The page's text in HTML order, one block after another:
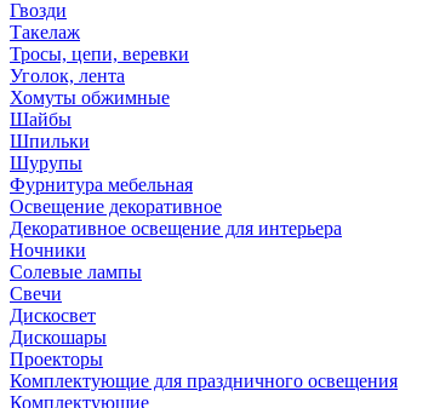
Гвозди
Такелаж
Тросы, цепи, веревки
Уголок, лента
Хомуты обжимные
Шайбы
Шпильки
Шурупы
Фурнитура мебельная
Освещение декоративное
Декоративное освещение для интерьера
Ночники
Солевые лампы
Свечи
Дискосвет
Дискошары
Проекторы
Комплектующие для праздничного освещения
Комплектующие